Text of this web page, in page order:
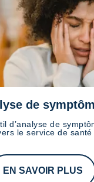
de
d’analyse de
le service de
EN SAVOIR PLUS